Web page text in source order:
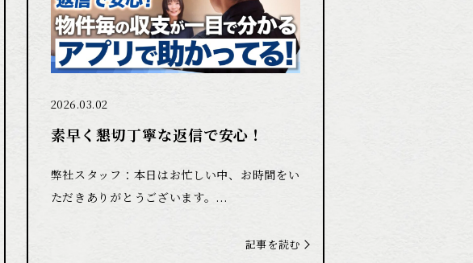
2026.03.02
素早く懇切丁寧な返信で安心！
弊社スタッフ：本日はお忙しい中、お時間をい
ただきありがとうございます。...
記事を読む